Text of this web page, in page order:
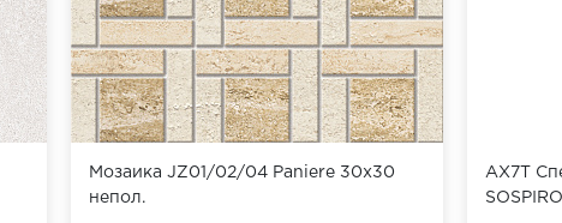
Мозаика JZ01/02/04 Paniere 30x30
непол.
AX7T